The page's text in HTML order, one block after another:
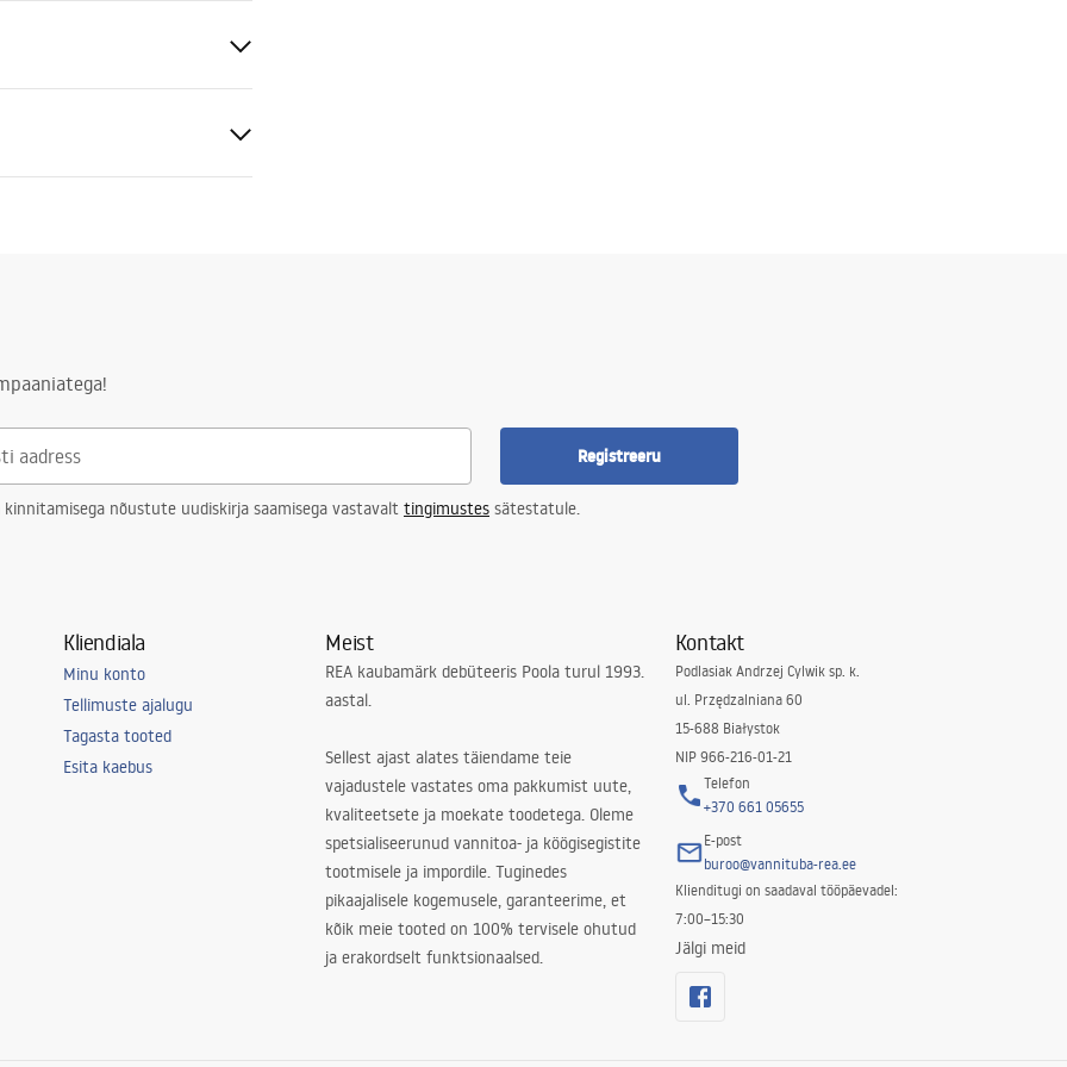
allikas
Registreeru
kinnitamisega nõustute uudiskirja saamisega vastavalt tingimustes sätestatule.
Kliendiala
Minu konto
Tellimuste ajalugu
Tagasta tooted
Esita kaebus
Meist
REA kaubamärk debüteeris Poola turul 1993.
aastal.
Sellest ajast alates täiendame teie
vajadustele vastates oma pakkumist uute,
kvaliteetsete ja moekate toodetega. Oleme
spetsialiseerunud vannitoa- ja köögisegistite
tootmisele ja impordile. Tuginedes
pikaajalisele kogemusele, garanteerime, et
kõik meie tooted on 100% tervisele ohutud
ja erakordselt funktsionaalsed.
Kontakt
Podlasiak Andrzej Cylwik sp. k.
ul. Przędzalniana 60
15-688 Białystok
NIP 966-216-01-21
Telefon
+370 661 05655
E-post
buroo@vannituba-rea.ee
Klienditugi on saadaval tööpäevadel:
7:00–15:30
Jälgi meid